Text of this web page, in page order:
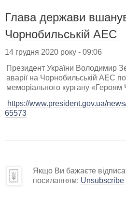
Глава держави
Чорнобильській АЕС
14 грудня 2020 року - 09:06
Президент України Володимир
аварії на Чорнобильській АЕС
меморіального кургану «Героям
https://www.president.gov.ua/
65573
Якщо Ви бажаєте
посиланням: Unsubscribe